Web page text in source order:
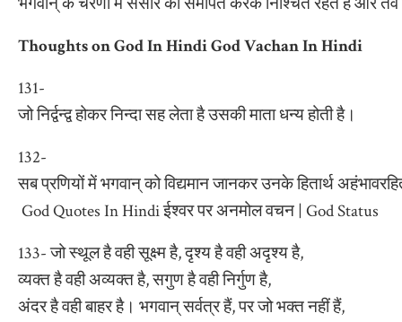
Thoughts on God In Hindi God Vachan In Hindi
131-
जो निर्द्वन्द्व होकर निन्दा सह लेता है उसकी माता धन्य होती है।
132-
सब प्रणियों में भगवान् को विद्यमान जानकर उनके हितार्थ
God Quotes In Hindi ईश्वर पर अनमोल वचन | God Status
133- जो स्थूल है वही सूक्ष्म है, दृश्य है वही अदृश्य है,
व्यक्त है वही अव्यक्त है, सगुण है वही निर्गुण है,
अंदर है वही बाहर है। भगवान् सर्वत्र हैं, पर जो भक्त नहीं हैं,